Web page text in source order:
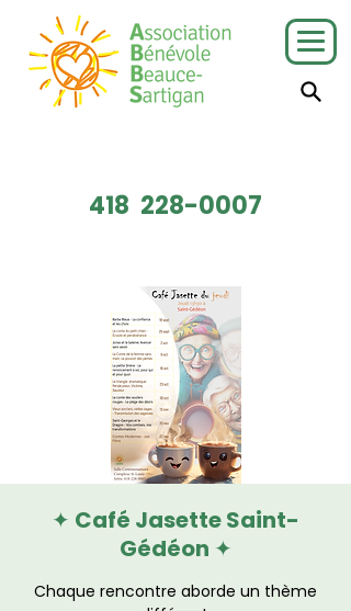
418 228-0007
✦ Café Jasette Saint-
Gédéon ✦
Chaque rencontre aborde un thème